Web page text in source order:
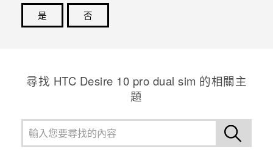
是
否
尋找 HTC Desire 10 pro dual sim 的相關主
題